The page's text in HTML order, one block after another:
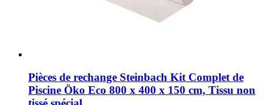
Pièces de rechange Steinbach Kit Complet de
Piscine Öko Eco 800 x 400 x 150 cm, Tissu non